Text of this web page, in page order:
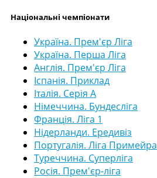
Національні чемпіонати
Україна. Прем'єр Ліга
Україна. Перша Ліга
Англія. Прем'єр Ліга
Іспанія. Приклад
Італія. Серія А
Німеччина. Бундесліга
Франція. Ліга 1
Нідерланди. Ередивіз
Португалія. Ліга Примейра
Туреччина. Суперліга
Росія. Прем'єр-ліга